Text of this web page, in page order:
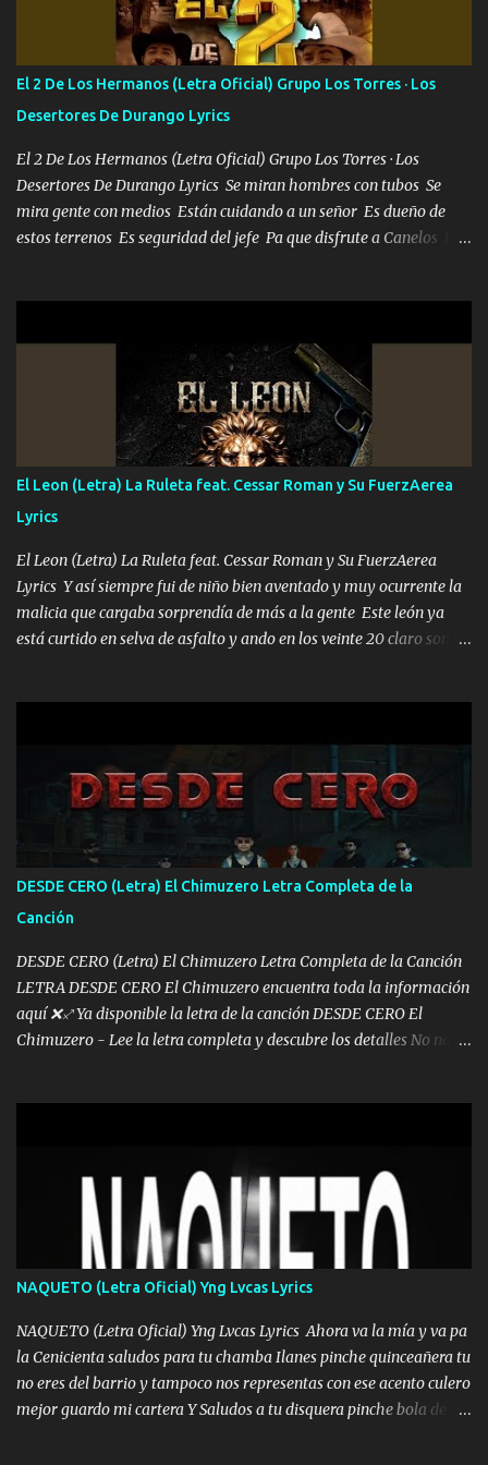
repleta de presidentes la bolsa estoy en mi pic si no se han dado
cuenta chequeen gráficas del kitch
El 2 De Los Hermanos (Letra Oficial) Grupo Los Torres · Los
Desertores De Durango Lyrics
El 2 De Los Hermanos (Letra Oficial) Grupo Los Torres · Los
Desertores De Durango Lyrics Se miran hombres con tubos Se
mira gente con medios Están cuidando a un señor Es dueño de
estos terrenos Es seguridad del jefe Pa que disfrute a Canelos Es
ni tampoco las mujeres porque es platica de grandes por eso hay
que estar alegres doy las instrucciones para atender los deberes
Música Si es que salta algún problema de confianza tengo gente
ahí está el Hombre Cuarenta y también Pariente 7 arreglan
cualquier problema no más es cuestión que ordené NOS HACE
FALTA UN HERMANO DE CLAVE ERA EL 24 SIEMPRE FUE UN
HOMBRE VALIENTE POR ALGO M'URIÓ PELEAND0 SIEMPRE
VIO POR LA FAMILIA PARA QUE SIGA EL LEGADO Es el DOS de
los HERMANOS un cerebro inteligente y com...
El Leon (Letra) La Ruleta feat. Cessar Roman y Su FuerzAerea
Lyrics
El Leon (Letra) La Ruleta feat. Cessar Roman y Su FuerzAerea
Lyrics Y así siempre fui de niño bien aventado y muy ocurrente la
malicia que cargaba sorprendía de más a la gente Este león ya
está curtido en selva de asfalto y ando en los veinte 20 claro son
pa más pues hay charola les voy a dar hasta topar pues no hay de
otra Música Surcando bien mi camino voy por mi línea no veo a
los lados aquel que no corre vuela no se me duerm voy chicoteado
Ya pasé varias hazañas ya tienen rato que me agarran el colmillo
de este León los estatales no sé esperaron Al tiro esta la PrimiZa
también la nueve que cargo al lado doy la mano al que su amigo y
al traicionero damos pa abajo Y No me paran aquí hay pa más
pues hay charola les voy a dar hasta topar pues no hay de otra...
DESDE CERO (Letra) El Chimuzero Letra Completa de la
Canción
DESDE CERO (Letra) El Chimuzero Letra Completa de la Canción
LETRA DESDE CERO El Chimuzero encuentra toda la información
aquí ❌♐ Ya disponible la letra de la canción DESDE CERO El
Chimuzero - Lee la letra completa y descubre los detalles No nací
❌ www.elnorteduro.com ❌ Yo No limito los Sueños , si no existe
Uno pues Hallamos Modos , Si me caigo me Levanto, Aprendo Del
Error Y me sacudo El Lodo ❌ www.elnorteduro.com ❌ El Dinero
No me falta Pero Tampoco me Estorba , Por Eso Manejo Todo
Bien Regido Por mis Normas . Aquí no Se Sufre de Ego vengo Desde
Abajo y me costó subir Fue Con Trabajo Y Esfuerzo, Nada es
Regalado Me Super Invertir A Mí lado Una Princesa que A pesar de
Todo Siempre a estado ahí . Hecho pa...
NAQUETO (Letra Oficial) Yng Lvcas Lyrics
NAQUETO (Letra Oficial) Yng Lvcas Lyrics Ahora va la mía y va pa
la Cenicienta saludos para tu chamba Ilanes pinche quinceañera tu
no eres del barrio y tampoco nos representas con ese acento culero
mejor guardo mi cartera Y Saludos a tu disquera pinche bola de